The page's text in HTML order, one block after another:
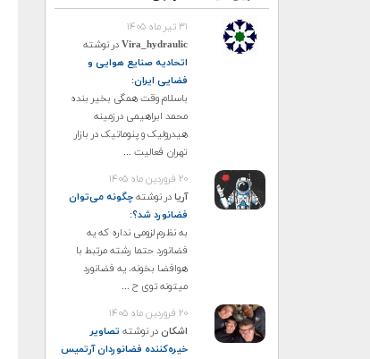
۳۱ تیر ماه ۱۴۰۵
Vira_hydraulicدر نوشته
اتحادیه صنایع هوایی و
فضایی ایران:
باسلام وقت همگی بخیر بنده
محمد ابراهیمی درزمینه
هیدرولیک و پنوماتیک در بازار
تهران فعالیت ...
۲۰ فروردین ماه ۱۴۰۵
آریادر نوشتهچگونه می‌توان
فضانورد شد؟:
به نظرم لزومی نداره که یه
فضانورد حتما رشته مرتبط با
هوافضا بخونه. یه فضانورد
میتونه توی ح ...
۲۰ فروردین ماه ۱۴۰۵
اشکاندر نوشته تصاویر
خیره‌کننده فضانوردان آرتمیس